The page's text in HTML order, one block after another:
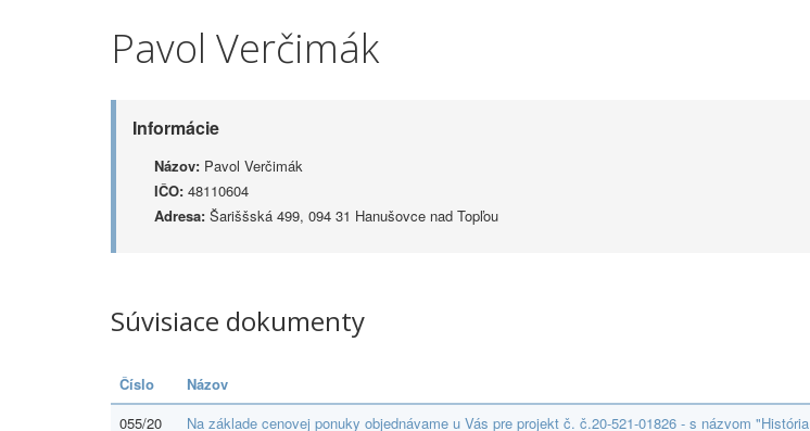
Pavol Verčimák
Informácie
Názov: Pavol Verčimák
IČO: 48110604
Adresa: Šariššská 499, 094 31 Hanušovce nad Topľou
Súvisiace dokumenty
Číslo Názov
055/20
Na základe cenovej ponuky objednávame u Vás pre projekt č. č.20-521-01826 - s názvom "História